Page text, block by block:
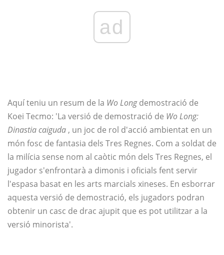
ad
Aquí teniu un resum de la Wo Longdemostració de
Koei Tecmo: 'La versió de demostració de Wo Long:
Dinastia caiguda , un joc de rol d'acció ambientat en un
món fosc de fantasia dels Tres Regnes. Com a soldat de
la milícia sense nom al caòtic món dels Tres Regnes, el
jugador s'enfrontarà a dimonis i oficials fent servir
l'espasa basat en les arts marcials xineses. En esborrar
aquesta versió de demostració, els jugadors podran
obtenir un casc de drac ajupit que es pot utilitzar a la
versió minorista'.